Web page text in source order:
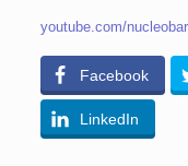
youtube.com/
Facebook
LinkedIn